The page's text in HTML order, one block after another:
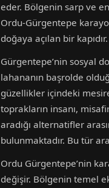
eder. Bölgenin sarp ve
Ordu-Gürgentepe
doğaya açılan bir kapıdır.
Gürgentepe’nin sosyal
lahananın başrolde
güzellikler içindeki
toprakların insanı,
aradığı alternatifler
bulunmaktadır. Bu tür
Ordu Gürgentepe’nin
değişir. Bölgenin temel